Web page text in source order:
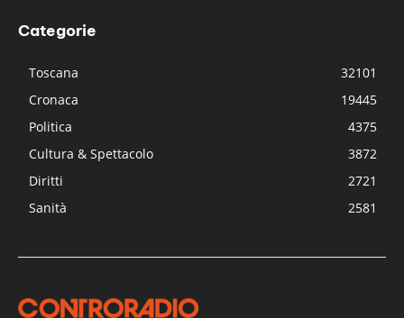
Categorie
Toscana
32101
Cronaca
19445
Politica
4375
Cultura & Spettacolo
3872
Diritti
2721
Sanità
2581